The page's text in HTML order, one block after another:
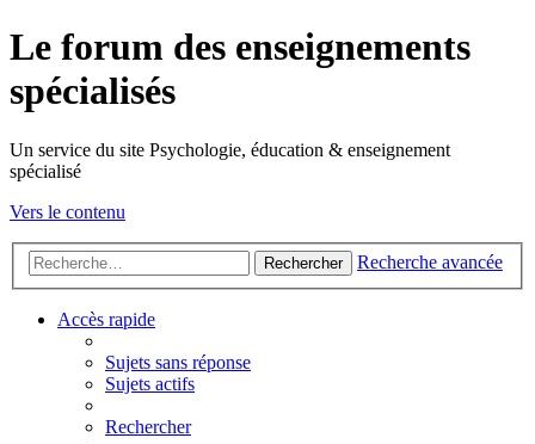
Le forum des enseignements
spécialisés
Un service du site Psychologie, éducation & enseignement
spécialisé
Vers le contenu
Rechercher Recherche avancée
Accès rapide
Sujets sans réponse
Sujets actifs
Rechercher